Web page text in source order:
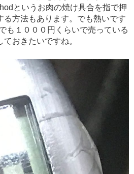
というお肉の焼け具合を指で押
る方法もあります。でも熱いです
１０００円くらいで売っている
ておきたいですね。